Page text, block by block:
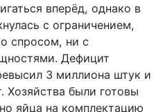
вперёд, однако в
с ограничением,
спросом, ни с
Дефицит
3 миллиона штук и
Хозяйства были готовы
яйца на комплектацию